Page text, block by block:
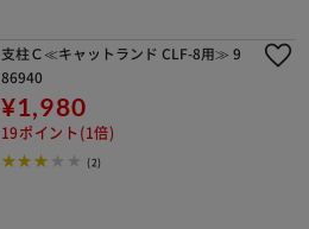
支柱Ｃ≪キャットランド CLF-8用≫ 9
86940
¥1,980
19ポイント(1倍)
(2)